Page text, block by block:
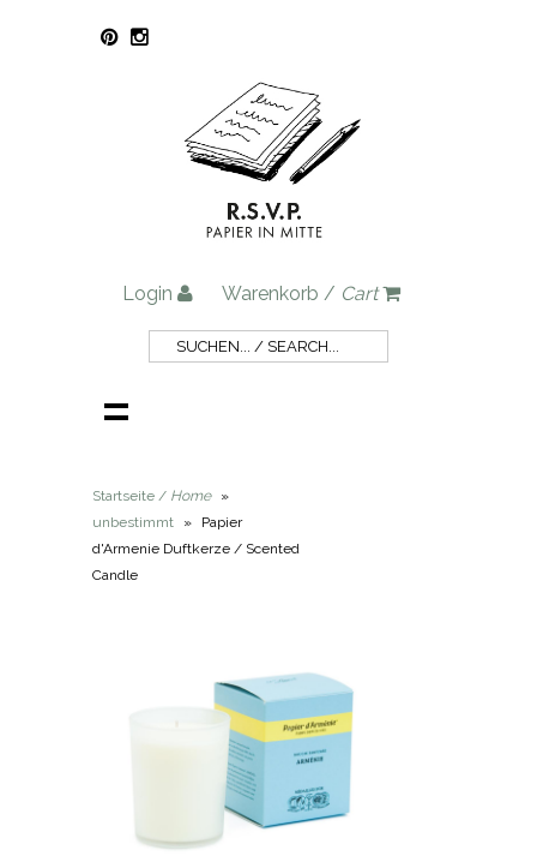
Login Warenkorb / Cart
Startseite / Home
»
unbestimmt
»
Papier
d'Armenie Duftkerze / Scented
Candle